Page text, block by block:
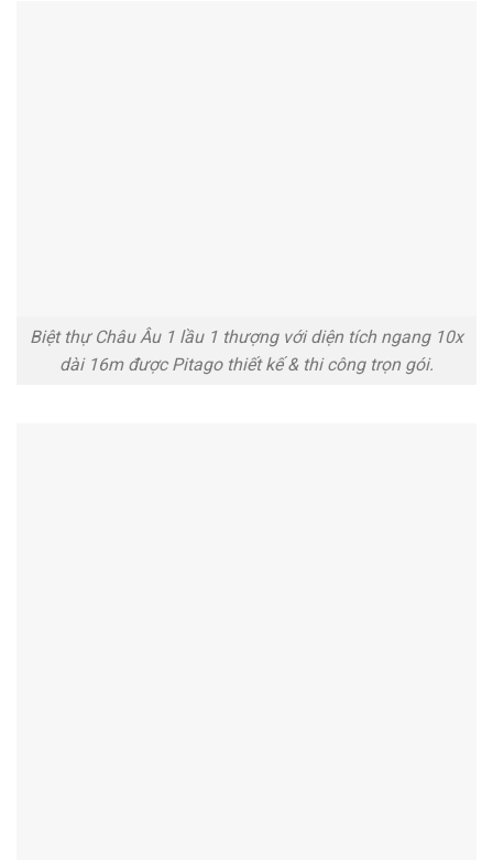
Biệt thự Châu Âu 1 lầu 1 thượng với diện tích ngang 10x
dài 16m được Pitago thiết kế & thi công trọn gói.